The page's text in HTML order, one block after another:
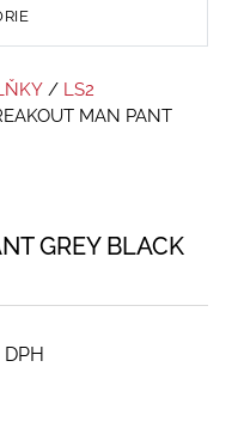
/ LS2
MAN PANT
GREY BLACK